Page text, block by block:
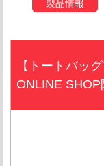
製品情報
【トートバッ
ONLINE